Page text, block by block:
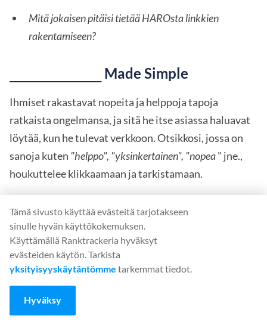
Mitä jokaisen pitäisi tietää HAROsta linkkien
rakentamiseen?
Made Simple
Ihmiset rakastavat nopeita ja helppoja tapoja
ratkaista ongelmansa, ja sitä he itse asiassa haluavat
löytää, kun he tulevat verkkoon. Otsikkosi, jossa on
sanoja kuten "helppo", "yksinkertainen", "nopea" jne.,
houkuttelee klikkaamaan ja tarkistamaan.
Vaihtoehtoisia kaavoja kokeilla täällä:
5 minuuttia parempaan_____________
The Lazy ________ Way to _________
Tässä on nopea tapa
Tämä sivusto käyttää evästeitä tarjotakseen
sinulle hyvän käyttökokemuksen.
Käyttämällä Ranktrackeria hyväksyt
evästeiden käytön. Tarkista
yksityisyyskäytäntömme tarkemmat tiedot.
Hyväksy